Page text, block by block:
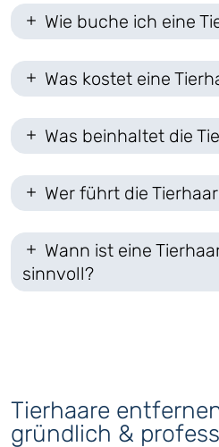
Wie buche ich eine
Was kostet eine
Was beinhaltet die
Wer führt die
Wann ist eine
sinnvoll?
Tierhaare
gründlich &